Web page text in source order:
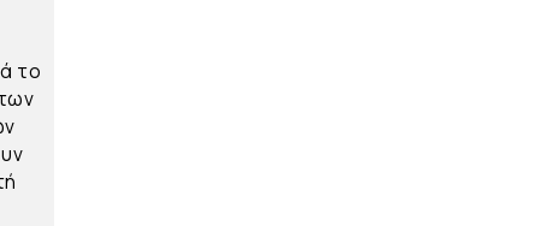
το